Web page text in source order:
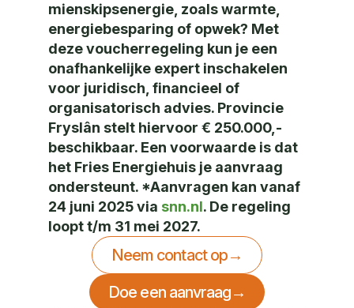
mienskipsenergie, zoals warmte,
energiebesparing of opwek? Met
deze voucherregeling kun je een
onafhankelijke expert inschakelen
voor juridisch, financieel of
organisatorisch advies. Provincie
Fryslân stelt hiervoor € 250.000,-
beschikbaar. Een voorwaarde is dat
het Fries Energiehuis je aanvraag
ondersteunt. *Aanvragen kan vanaf
24 juni 2025 via snn.nl. De regeling
loopt t/m 31 mei 2027.
Neem contact op→
Doe een aanvraag→